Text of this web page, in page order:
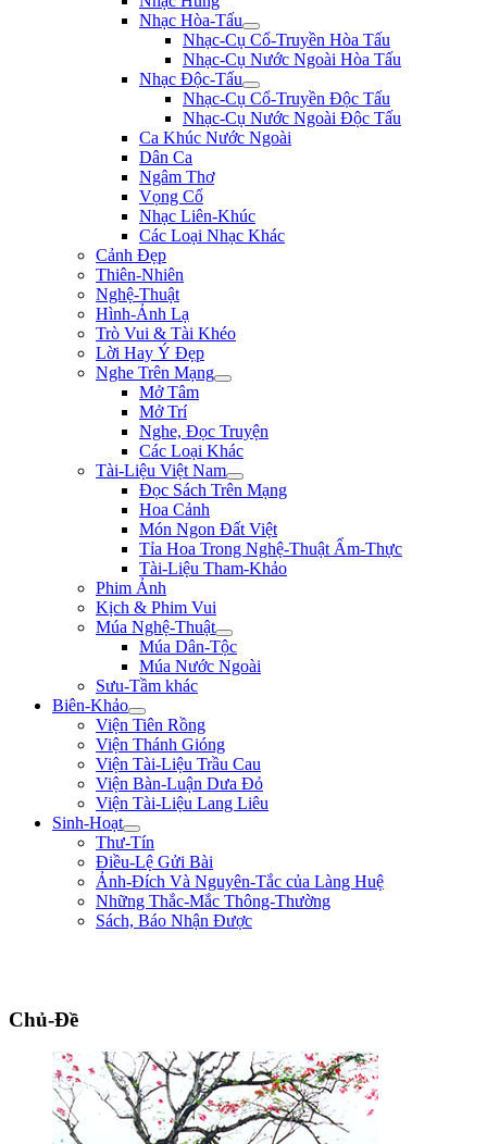
Nhạc Hòa-Tấu
Nhạc-Cụ Cổ-Truyền Hòa Tấu
Nhạc-Cụ Nước Ngoài Hòa Tấu
Nhạc Độc-Tấu
Nhạc-Cụ Cổ-Truyền Độc Tấu
Nhạc-Cụ Nước Ngoài Độc Tấu
Ca Khúc Nước Ngoài
Dân Ca
Ngâm Thơ
Vọng Cổ
Nhạc Liên-Khúc
Các Loại Nhạc Khác
Cảnh Đẹp
Thiên-Nhiên
Nghệ-Thuật
Hình-Ảnh Lạ
Trò Vui & Tài Khéo
Lời Hay Ý Đẹp
Nghe Trên Mạng
Mở Tâm
Mở Trí
Nghe, Đọc Truyện
Các Loại Khác
Tài-Liệu Việt Nam
Đọc Sách Trên Mạng
Hoa Cảnh
Món Ngon Đất Việt
Tỉa Hoa Trong Nghệ-Thuật Ẩm-Thực
Tài-Liệu Tham-Khảo
Phim Ảnh
Kịch & Phim Vui
Múa Nghệ-Thuật
Múa Dân-Tộc
Múa Nước Ngoài
Sưu-Tầm khác
Biên-Khảo
Viện Tiên Rồng
Viện Thánh Gióng
Viện Tài-Liệu Trầu Cau
Viện Bàn-Luận Dưa Đỏ
Viện Tài-Liệu Lang Liêu
Sinh-Hoạt
Thư-Tín
Điều-Lệ Gửi Bài
Ảnh-Đích Và Nguyên-Tắc của Làng Huệ
Những Thắc-Mắc Thông-Thường
Sách, Báo Nhận Được
Chủ-Đề